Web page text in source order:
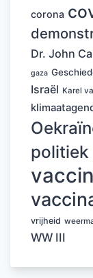
corona
Dr. John
gaza
Israël Karel
politiek
vrijheid
WW III